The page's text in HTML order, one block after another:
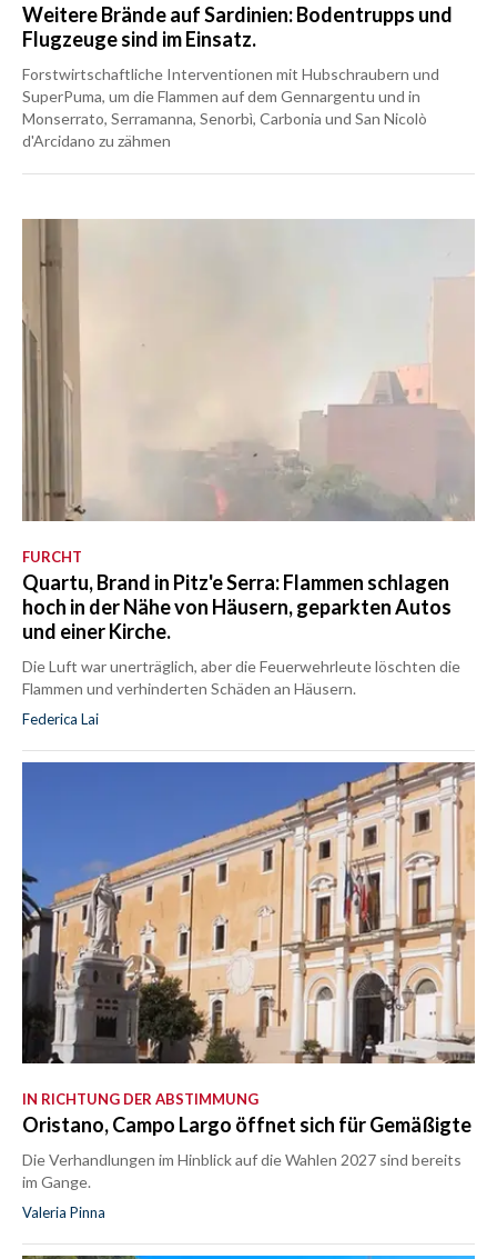
Weitere Brände auf Sardinien: Bodentrupps und
Flugzeuge sind im Einsatz.
Forstwirtschaftliche Interventionen mit Hubschraubern und
SuperPuma, um die Flammen auf dem Gennargentu und in
Monserrato, Serramanna, Senorbì, Carbonia und San Nicolò
d'Arcidano zu zähmen
FURCHT
Quartu, Brand in Pitz'e Serra: Flammen schlagen
hoch in der Nähe von Häusern, geparkten Autos
und einer Kirche.
Die Luft war unerträglich, aber die Feuerwehrleute löschten die
Flammen und verhinderten Schäden an Häusern.
Federica Lai
IN RICHTUNG DER ABSTIMMUNG
Oristano, Campo Largo öffnet sich für Gemäßigte
Die Verhandlungen im Hinblick auf die Wahlen 2027 sind bereits
im Gange.
Valeria Pinna